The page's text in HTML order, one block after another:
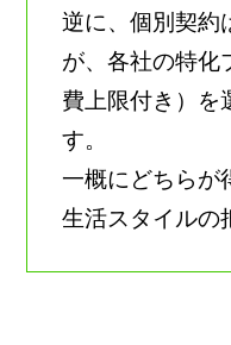
逆に、個別契約
が、各社の特化
費上限付き）を
す。
一概にどちらが
生活スタイルの